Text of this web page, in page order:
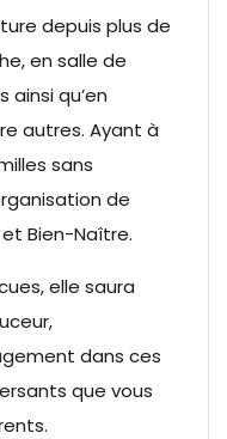
depuis plus de
en salle de
qu’en
autres. Ayant à
sans
de
et Bien-Naître.
elle saura
dans ces
que vous